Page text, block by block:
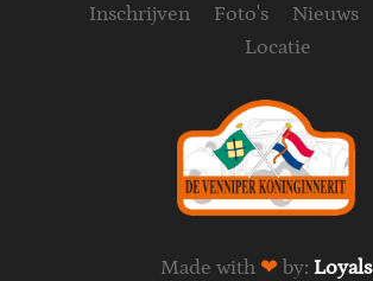
Inschrijven
Foto's Nieuws
Locatie
Made with ❤ by: Loyals